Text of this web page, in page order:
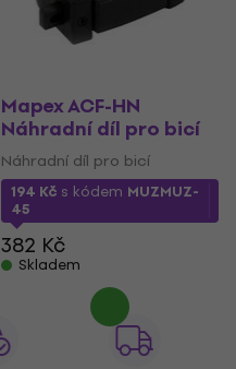
Mapex ACF-HN
Náhradní díl pro bicí
Náhradní díl pro bicí
194 Kč s kódem MUZMUZ-
45
382 Kč
Skladem